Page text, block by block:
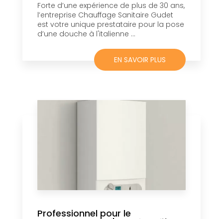
Forte d’une expérience de plus de 30 ans,
l’entreprise Chauffage Sanitaire Gudet
est votre unique prestataire pour la pose
d’une douche à l'italienne ...
EN SAVOIR PLUS
Professionnel pour le